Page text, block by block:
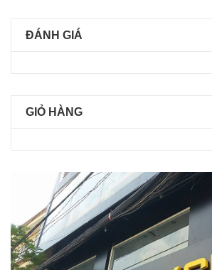
ĐÁNH GIÁ
GIỎ HÀNG